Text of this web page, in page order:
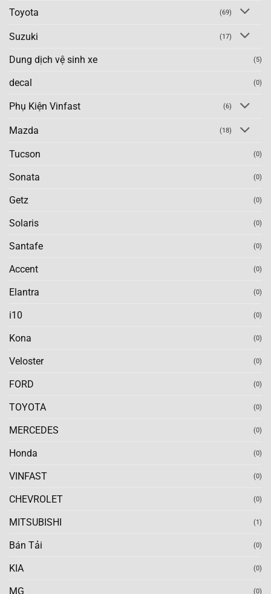
Toyota (69)
Suzuki (17)
Dung dịch vệ sinh xe (5)
decal (0)
Phụ Kiện Vinfast (6)
Mazda (18)
Tucson (0)
Sonata (0)
Getz (0)
Solaris (0)
Santafe (0)
Accent (0)
Elantra (0)
i10 (0)
Kona (0)
Veloster (0)
FORD (0)
TOYOTA (0)
MERCEDES (0)
Honda (0)
VINFAST (0)
CHEVROLET (0)
MITSUBISHI (1)
Bán Tải (0)
KIA (0)
MG (0)